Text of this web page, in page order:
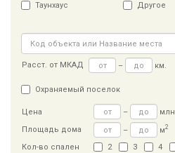
Таунхаус
Другое
Расст. от МКАД – км.
Охраняемый поселок
Цена – млн.
Площадь дома
– м2
Кол-во спален 2 3 4